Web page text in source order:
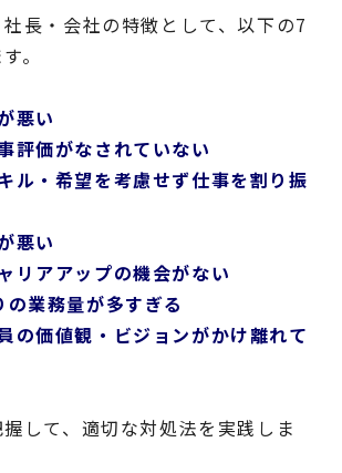
長・会社の特徴として、以下の7
。
い
価がなされていない
・希望を考慮せず仕事を割り振
い
アアップの機会がない
務量が多すぎる
価値観・ビジョンがかけ離れて
して、適切な対処法を実践しま